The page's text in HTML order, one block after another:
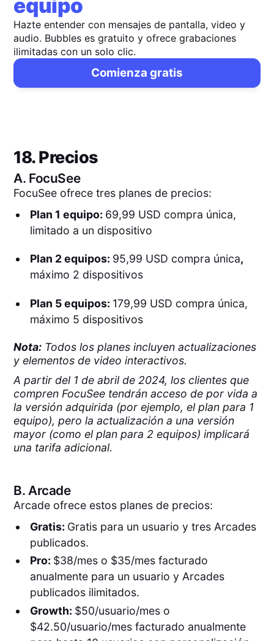
equipo
Hazte entender con mensajes de pantalla, video y
audio. Bubbles es gratuito y ofrece grabaciones
ilimitadas con un solo clic.
Comienza gratis
18. Precios
A. FocuSee
FocuSee ofrece tres planes de precios:
Plan 1 equipo: 69,99 USD compra única,
limitado a un dispositivo
Plan 2 equipos: 95,99 USD compra única,
máximo 2 dispositivos
Plan 5 equipos: 179,99 USD compra única,
máximo 5 dispositivos
Nota: Todos los planes incluyen actualizaciones
y elementos de video interactivos.
A partir del 1 de abril de 2024, los clientes que
compren FocuSee tendrán acceso de por vida a
la versión adquirida (por ejemplo, el plan para 1
equipo), pero la actualización a una versión
mayor (como el plan para 2 equipos) implicará
una tarifa adicional.
B.Arcade
Arcade ofrece estos planes de precios:
Gratis: Gratis para un usuario y tres Arcades
publicados.
Pro: $38/mes o $35/mes facturado
anualmente para un usuario y Arcades
publicados ilimitados.
Growth: $50/usuario/mes o
$42.50/usuario/mes facturado anualmente